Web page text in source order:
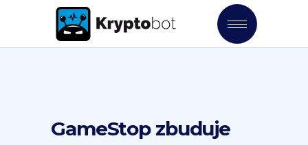
GameStop zbuduje